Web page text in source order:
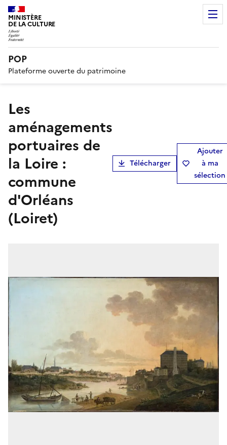
MINISTÈRE
DE LA CULTURE
POP
Plateforme ouverte du patrimoine
Les
aménagements
portuaires de
la Loire :
commune
d'Orléans
(Loiret)
Télécharger
Ajouter
à ma
sélection